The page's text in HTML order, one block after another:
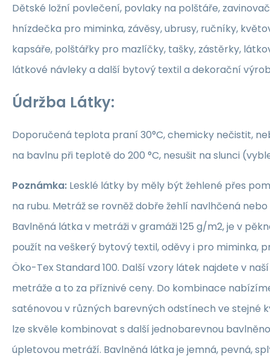
Dětské ložní povlečení, povlaky na polštáře,
hnízdečka pro miminka, závěsy, ubrusy, ručníky,
kapsáře, polštářky pro mazlíčky, tašky, zástěrky,
látkové návleky a další bytový textil a dekorační
Údržba Látky:
Doporučená teplota praní 30°C, chemicky nečistit,
na bavlnu při teplotě do 200 °C, nesušit na slunci
Poznámka: Lesklé látky by měly být žehlené přes
na rubu. Metráž se rovněž dobře žehlí navlhčená
Bavlněná látka v metráži v gramáži 125 g/m2, je v
použít na veškerý bytový textil, oděvy i pro miminka,
Öko-Tex Standard 100. Další vzory látek najdete v
metráže a to za příznivé ceny. Do kombinace
saténovou v různých barevných odstínech ve stejné
lze skvěle kombinovat s další jednobarevnou
úpletovou metráží. Bavlněná látka je jemná, pevná,